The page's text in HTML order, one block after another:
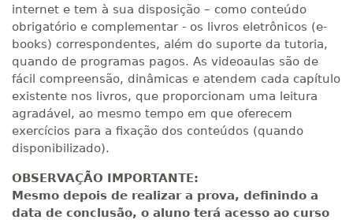
440 H 55dias 150dias
R$ 2.240,16
Matricular
internet e tem à sua disposição – como conteúdo
obrigatório e complementar - os livros eletrônicos (e-
books) correspondentes, além do suporte da tutoria,
quando de programas pagos. As videoaulas são de
fácil compreensão, dinâmicas e atendem cada capítulo
existente nos livros, que proporcionam uma leitura
agradável, ao mesmo tempo em que oferecem
exercícios para a fixação dos conteúdos (quando
disponibilizado).
OBSERVAÇÃO IMPORTANTE:
Mesmo depois de realizar a prova, definindo a
data de conclusão, o aluno terá acesso ao curso